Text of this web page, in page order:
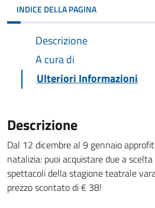
INDICE DELLA PAGINA
Descrizione
A cura di
Ulteriori Informazioni
Descrizione
Dal 12 dicembre al 9 gennaio
natalizia: puoi acquistare due a
spettacoli della stagione teatrale
prezzo scontato di € 38!